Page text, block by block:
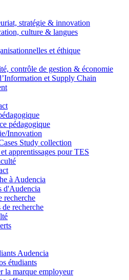
stratégie & innovation
culture & langues
et éthique
contrôle de gestion & économie
et Supply Chain
pédagogique
Innovation
Study collection
apprentissages pour TES
à Audencia
d'Audencia
recherche
de recherche
Audencia
étudiants
la marque employeur